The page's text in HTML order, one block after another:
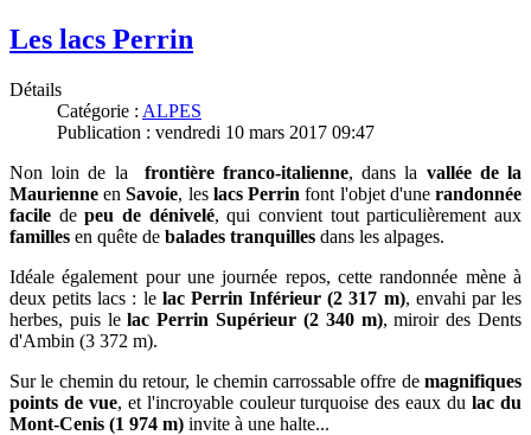
Les lacs Perrin
Détails
Catégorie : ALPES
Publication : vendredi 10 mars 2017 09:47
Non loin de la
frontière franco-italienne, dans la vallée de la
Maurienne enSavoie, les lacs Perrin font l'objet d'unerandonnée
facile depeu de dénivelé, qui convient tout particulièrement aux
familles en quête de balades tranquilles dans les alpages.
Idéale également pour une journée repos, cette randonnée mène à
deux petits lacs : le lac Perrin Inférieur (2 317 m), envahi par les
herbes, puis lelac Perrin Supérieur (2 340 m), miroir des Dents
d'Ambin (3 372 m).
Sur le chemin du retour, le chemin carrossable offre de magnifiques
points de vue, et l'incroyable couleur turquoise des eaux dulac du
Mont-Cenis (1 974 m) invite à une halte...